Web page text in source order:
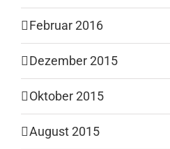
Februar 2016
Dezember 2015
Oktober 2015
August 2015